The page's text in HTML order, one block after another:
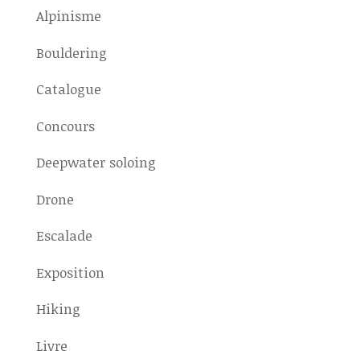
Alpinisme
Bouldering
Catalogue
Concours
Deepwater soloing
Drone
Escalade
Exposition
Hiking
Livre